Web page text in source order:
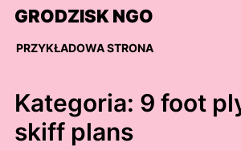
Skip
content
GRODZISK NGO
PRZYKŁADOWA STRONA
Kategoria: 9 foot
skiff plans